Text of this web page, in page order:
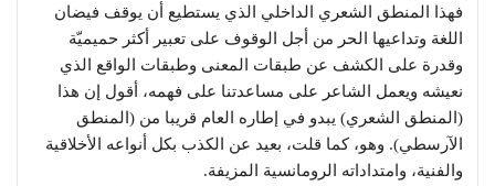
فهذا المنطق الشعري الداخلي الذي يستطيع أن يوقف فيضان
اللغة وتداعيها الحر من أجل الوقوف على تعبير أكثر حميميّة
وقدرة على الكشف عن طبقات المعنى وطبقات الواقع الذي
نعيشه ويعمل الشاعر على مساعدتنا على فهمه، أقول إن هذا
(المنطق الشعري) يبدو في إطاره العام قريبا من (المنطق
الآرسطي). وهو، كما قلت، بعيد عن الكذب بكل أنواعه الأخلاقية
والفنية، وامتداداته الرومانسية المزيفة.